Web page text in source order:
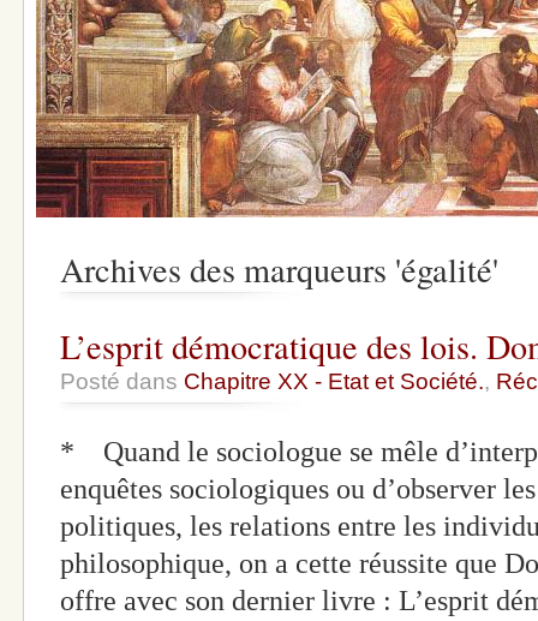
Archives des marqueurs 'égalité'
L’esprit démocratique des lois.
Posté dans Chapitre XX - Etat et Société.,
* Quand le sociologue se mêle
enquêtes sociologiques ou d’observer
politiques, les relations entre les
philosophique, on a cette réussite que
offre avec son dernier livre : L’esprit